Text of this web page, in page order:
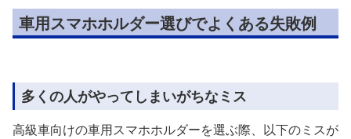
車用スマホホルダー選びでよくある失敗例
多くの人がやってしまいがちなミス
高級車向けの車用スマホホルダーを選ぶ際、以下のミスが